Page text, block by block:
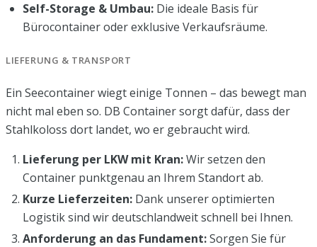
Self-Storage & Umbau: Die ideale Basis für
Bürocontainer oder exklusive Verkaufsräume.
LIEFERUNG & TRANSPORT
Ein Seecontainer wiegt einige Tonnen – das bewegt man
nicht mal eben so. DB Container sorgt dafür, dass der
Stahlkoloss dort landet, wo er gebraucht wird.
Lieferung per LKW mit Kran:Wir setzen den
Container punktgenau an Ihrem Standort ab.
Kurze Lieferzeiten: Dank unserer optimierten
Logistik sind wir deutschlandweit schnell bei Ihnen.
Anforderung an das Fundament:Sorgen Sie für